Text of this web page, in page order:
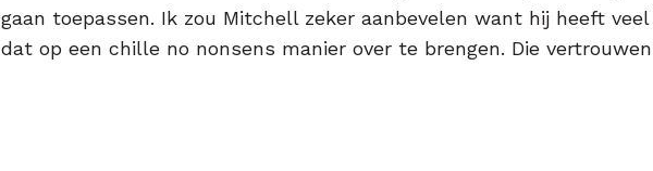
gaan toepassen. Ik zou Mitchell zeker aanbevelen want hij heeft
dat op een chille no nonsens manier over te brengen. Die